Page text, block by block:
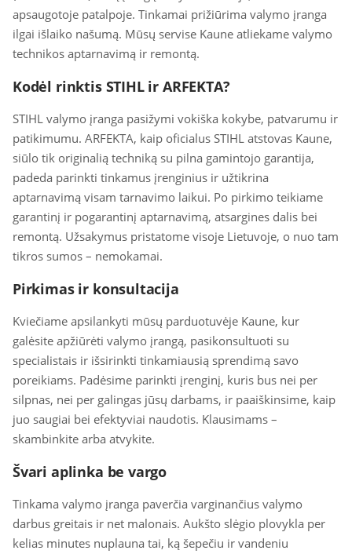
apsaugotoje patalpoje. Tinkamai prižiūrima valymo įranga
ilgai išlaiko našumą. Mūsų servise Kaune atliekame valymo
technikos aptarnavimą ir remontą.
Kodėl rinktis STIHL ir ARFEKTA?
STIHL valymo įranga pasižymi vokiška kokybe, patvarumu ir
patikimumu. ARFEKTA, kaip oficialus STIHL atstovas Kaune,
siūlo tik originalią techniką su pilna gamintojo garantija,
padeda parinkti tinkamus įrenginius ir užtikrina
aptarnavimą visam tarnavimo laikui. Po pirkimo teikiame
garantinį ir pogarantinį aptarnavimą, atsargines dalis bei
remontą. Užsakymus pristatome visoje Lietuvoje, o nuo tam
tikros sumos – nemokamai.
Pirkimas ir konsultacija
Kviečiame apsilankyti mūsų parduotuvėje Kaune, kur
galėsite apžiūrėti valymo įrangą, pasikonsultuoti su
specialistais ir išsirinkti tinkamiausią sprendimą savo
poreikiams. Padėsime parinkti įrenginį, kuris bus nei per
silpnas, nei per galingas jūsų darbams, ir paaiškinsime, kaip
juo saugiai bei efektyviai naudotis. Klausimams –
skambinkite arba atvykite.
Švari aplinka be vargo
Tinkama valymo įranga paverčia varginančius valymo
darbus greitais ir net malonais. Aukšto slėgio plovykla per
kelias minutes nuplauna tai, ką šepečiu ir vandeniu